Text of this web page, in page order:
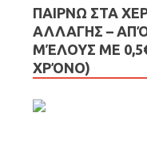
ΠΑΙΡΝΩ ΣΤΑ
ΑΛΛΑΓΗΣ –
ΜΈΛΟΥΣ ΜΕ
ΧΡΌΝΟ)